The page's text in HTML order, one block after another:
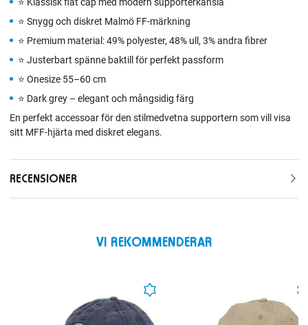
⭐ Snygg och diskret Malmö FF‑märkning
⭐ Premium material: 49% polyester, 48% ull, 3% andra fibrer
⭐ Justerbart spänne baktill för perfekt passform
⭐ Onesize 55–60 cm
⭐ Dark grey – elegant och mångsidig färg
En perfekt accessoar för den stilmedvetna supportern som vill visa
sitt MFF‑hjärta med diskret elegans.
RECENSIONER
VI REKOMMENDERAR